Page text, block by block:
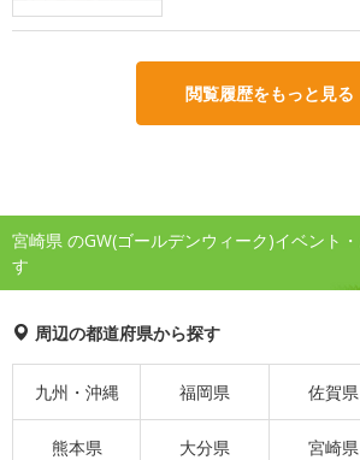
閲覧履歴をもっと見る
宮崎県 のGW(ゴールデンウィーク)イベント
す
周辺の都道府県から探す
九州・沖縄 福岡県 佐賀県
熊本県 大分県 宮崎県